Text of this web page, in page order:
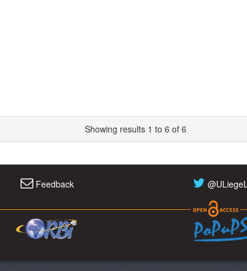
Showing results 1 to 6 of 6
Feedback